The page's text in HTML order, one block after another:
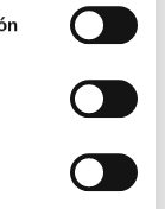
vas a reservar
con base
culinarias.